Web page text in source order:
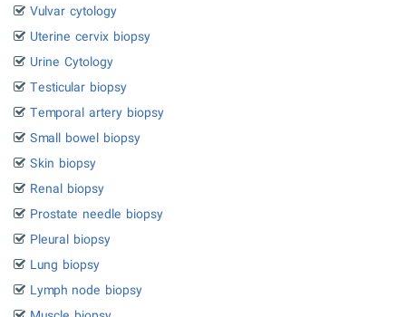
Vulvar cytology
Uterine cervix biopsy
Urine Cytology
Testicular biopsy
Temporal artery biopsy
Small bowel biopsy
Skin biopsy
Renal biopsy
Prostate needle biopsy
Pleural biopsy
Lung biopsy
Lymph node biopsy